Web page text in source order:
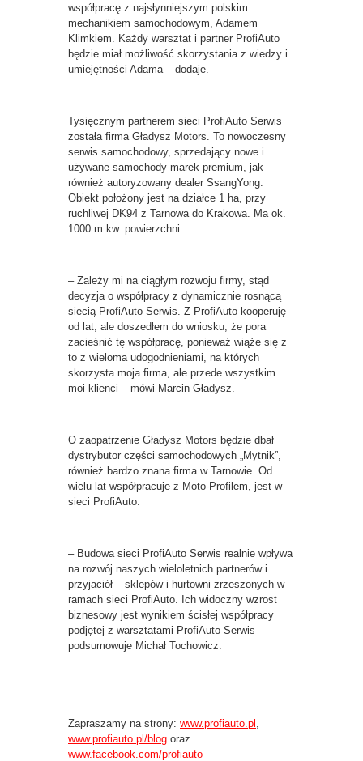
współpracę z najsłynniejszym polskim
mechanikiem samochodowym, Adamem
Klimkiem. Każdy warsztat i partner ProfiAuto
będzie miał możliwość skorzystania z wiedzy i
umiejętności Adama – dodaje.
Tysięcznym partnerem sieci ProfiAuto Serwis
została firma Gładysz Motors. To nowoczesny
serwis samochodowy, sprzedający nowe i
używane samochody marek premium, jak
również autoryzowany dealer SsangYong.
Obiekt położony jest na działce 1 ha, przy
ruchliwej DK94 z Tarnowa do Krakowa. Ma ok.
1000 m kw. powierzchni.
– Zależy mi na ciągłym rozwoju firmy, stąd
decyzja o współpracy z dynamicznie rosnącą
siecią ProfiAuto Serwis. Z ProfiAuto kooperuję
od lat, ale doszedłem do wniosku, że pora
zacieśnić tę współpracę, ponieważ wiąże się z
to z wieloma udogodnieniami, na których
skorzysta moja firma, ale przede wszystkim
moi klienci – mówi Marcin Gładysz.
O zaopatrzenie Gładysz Motors będzie dbał
dystrybutor części samochodowych „Mytnik”,
również bardzo znana firma w Tarnowie. Od
wielu lat współpracuje z Moto-Profilem, jest w
sieci ProfiAuto.
– Budowa sieci ProfiAuto Serwis realnie wpływa
na rozwój naszych wieloletnich partnerów i
przyjaciół – sklepów i hurtowni zrzeszonych w
ramach sieci ProfiAuto. Ich widoczny wzrost
biznesowy jest wynikiem ścisłej współpracy
podjętej z warsztatami ProfiAuto Serwis –
podsumowuje Michał Tochowicz.
Zapraszamy na strony: www.profiauto.pl ,
www.profiauto.pl/blog oraz
www.facebook.com/profiauto